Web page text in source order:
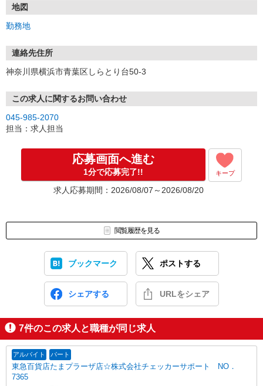
地図
勤務地
連絡先住所
神奈川県横浜市青葉区しらとり台50-3
この求人に関するお問い合わせ
045-985-2070
担当：求人担当
応募画面へ進む
1分で応募完了!! キープ
求人応募期間：2026/08/07～2026/08/20
閲覧履歴を見る
ブックマーク ポストする
シェアする URLをシェア
7件のこの求人と職種が同じ求人
アルバイト パート
東急百貨店たまプラーザ店☆株式会社チェッカーサポート NO．
7365